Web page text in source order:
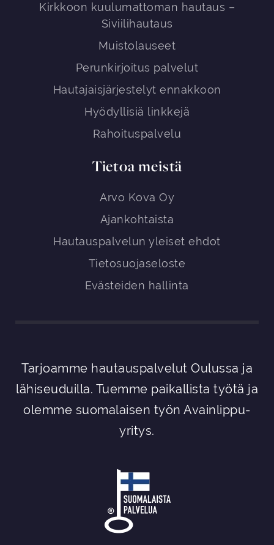
Kirkkoon kuulumattoman hautaus –
Siviilihautaus
Muistolauseet
Perunkirjoitus palvelut
Hautajaisjärjestelyt ennakkoon
Hyödyllisiä linkkejä
Rahoituspalvelu
Tietoa meistä
Arvo Kova Oy
Ajankohtaista
Hautauspalvelun yleiset ehdot
Tietosuojaseloste
Evästeiden hallinta
Tarjoamme hautauspalvelut Oulussa ja
lähiseuduilla. Tuemme paikallista työtä ja
olemme suomalaisen työn Avainlippu-
yritys.